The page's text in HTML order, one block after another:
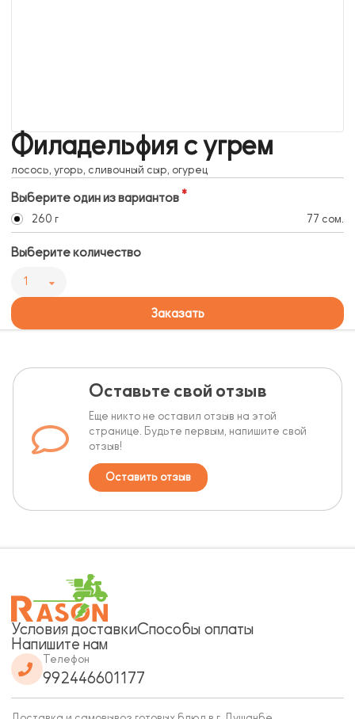
Филадельфия с угрем
лосось, угорь, сливочный сыр, огурец
Выберите один из вариантов
260 г 77 сом.
Выберите количество
1
Заказать
Оставьте свой отзыв
Еще никто не оставил отзыв на этой
странице. Будьте первым, напишите свой
отзыв!
Оставить отзыв
Условия доставкиСпособы оплаты
Напишите нам
Телефон
992446601177